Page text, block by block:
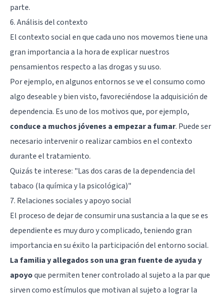
parte.
6. Análisis del contexto
El contexto social en que cada uno nos movemos tiene una
gran importancia a la hora de explicar nuestros
pensamientos respecto a las drogas y su uso.
Por ejemplo, en algunos entornos se ve el consumo como
algo deseable y bien visto, favoreciéndose la adquisición de
dependencia. Es uno de los motivos que, por ejemplo,
conduce a muchos jóvenes a empezar a fumar. Puede ser
necesario intervenir o realizar cambios en el contexto
durante el tratamiento.
Quizás te interese: "Las dos caras de la dependencia del
tabaco (la química y la psicológica)"
7. Relaciones sociales y apoyo social
El proceso de dejar de consumir una sustancia a la que se es
dependiente es muy duro y complicado, teniendo gran
importancia en su éxito la participación del entorno social.
La familia y allegados son una gran fuente de ayuda y
apoyoque permiten tener controlado al sujeto a la par que
sirven como estímulos que motivan al sujeto a lograr la